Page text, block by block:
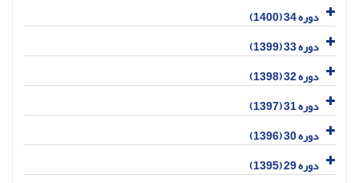
دوره 34 (1400)
دوره 33 (1399)
دوره 32 (1398)
دوره 31 (1397)
دوره 30 (1396)
دوره 29 (1395)